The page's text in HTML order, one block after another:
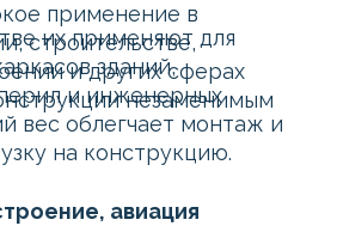
их применяют для
зданий,
и инженерных
вес облегчает монтаж и
на конструкцию.
авиация
применение в
строительстве,
и других сферах
незаменимым